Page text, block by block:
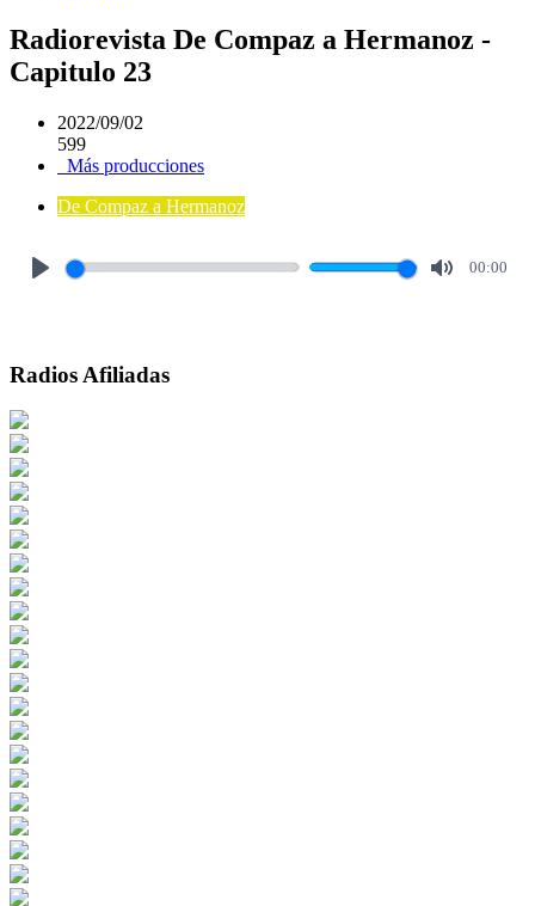
Radiorevista De Compaz a Hermanoz -
Capitulo 23
2022/09/02
599
Más producciones
De Compaz a Hermanoz
00:00
Radios Afiliadas